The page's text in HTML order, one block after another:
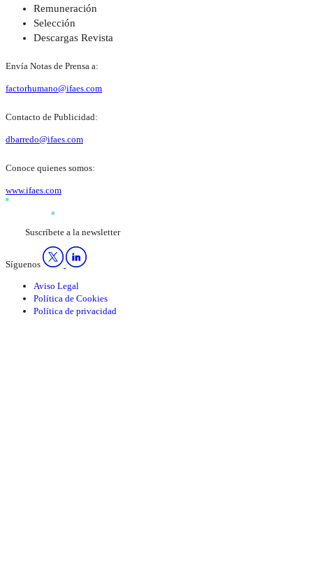
Remuneración
Selección
Descargas Revista
Envía Notas de Prensa a:
factorhumano@ifaes.com
Contacto de Publicidad:
dbarredo@ifaes.com
Conoce quienes somos:
www.ifaes.com
Suscríbete a la newsletter
Síguenos
Aviso Legal
Política de Cookies
Política de privacidad